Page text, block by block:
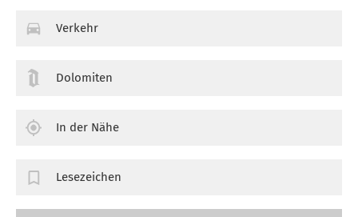
Verkehr
Dolomiten
In der Nähe
Lesezeichen